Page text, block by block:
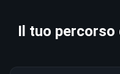
Il tuo percorso